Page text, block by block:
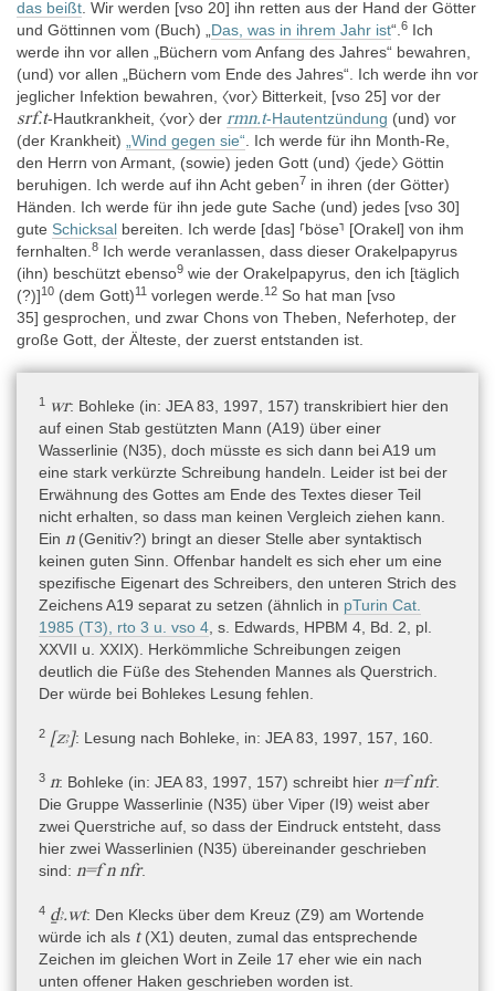
and Polytechnic Trust gestiftet (Bohleke, in: JEA 83, 1997, 156).
Lucy Olcott Perkins war von den Mäzenen des zukünftigen
Museums beauftragt worden, ägyptische Antiken für die
Sammlung zusammenzutragen. Sie selbst hatte keinerlei
Expertise im Hinblick auf altägyptische Kunst, doch war sie vom
Sekretär des Metropolitan Museum of Art, Henry W. Kent,
empfohlen worden. In Ägypten wurde sie von Albert M. Lythgoe,
dem Konservator des Metropolitan Museums beraten. Sie kaufte
auf dieser Reise etwa 500 Objekte, die seit der Eröffnung des
Museums im Jahre 1916 den Grundstock der ägyptischen
Sammlung bilden (Berman, in: BSFE 134, 1995, 14–15).
Herkunft
Niltal südlich von Assiut bis zum 1. Katarakt » Theben
(1960, xiii) geht bei den Oracular Amuletic Decrees generell von
einer Herkunft aus Theben aus, die er vor allem an den in den
Texten genannten Göttern festmacht. Dies gilt auch für diesen
Text, da es sich bei dem orakelgebenden Gott um Chons in
Theben Neferhotep handelt.
Die Tatsache, dass der Papyrus in Luxor angekaufte worden ist
(s.o. Erwerbungsgeschichte), deutet ebenfalls auf eine Herkunft
aus dem thebanischen Raum.
Datierung
von:
(Epochen und Dynastien) » Pharaonische Zeit » Dritte
Zwischenzeit » 21. Dynastie
bis:
Zwischenzeit » 22.–23. Dynastie
Edwards (HPBM 4, Bd. 1, xiii–xiv) geht von einer Datierung des
gesamten Korpus der Amulettpapyri mit Orakeldekreten in die
einen Hinweis auf die Datierung, denn er ist für einen Prinzen und
zukünftigen General in der Armee eines Königs Osorkon
geschrieben, bei dem es sich nach Edwards (HPBM 4, Bd. 1, xiv)
und Ritner (The Libyan Anarchy, 74) vermutlich um Osorkon I.
das beißt . Wir werden [vso 20] ihn retten aus der Hand der Götter
und Göttinnen vom (Buch) „ Das, was in ihrem Jahr ist“. 6 Ich
werde ihn vor allen „Büchern vom Anfang des Jahres“ bewahren,
(und) vor allen „Büchern vom Ende des Jahres“. Ich werde ihn vor
jeglicher Infektion bewahren, 〈vor〉 Bitterkeit, [vso 25] vor der
srf.t-Hautkrankheit, 〈vor〉 der rmn.t-Hautentzündung (und) vor
(der Krankheit)
„Wind gegen sie“ . Ich werde für ihn Month-Re,
den Herrn von Armant, (sowie) jeden Gott (und) 〈jede〉 Göttin
beruhigen. Ich werde auf ihn Acht geben7 in ihren (der Götter)
Händen. Ich werde für ihn jede gute Sache (und) jedes [vso 30]
gute Schicksal bereiten. Ich werde [das] ⸢böse⸣ [Orakel] von ihm
fernhalten. 8 Ich werde veranlassen, dass dieser Orakelpapyrus
(ihn) beschützt ebenso9 wie der Orakelpapyrus, den ich [täglich
(?)]10 (dem Gott)11 vorlegen werde. 12 So hat man [vso
35] gesprochen, und zwar Chons von Theben, Neferhotep, der
große Gott, der Älteste, der zuerst entstanden ist.
1 wr: Bohleke (in: JEA 83, 1997, 157) transkribiert hier den
auf einen Stab gestützten Mann (A19) über einer
Wasserlinie (N35), doch müsste es sich dann bei A19 um
eine stark verkürzte Schreibung handeln. Leider ist bei der
Erwähnung des Gottes am Ende des Textes dieser Teil
nicht erhalten, so dass man keinen Vergleich ziehen kann.
Ein n(Genitiv?) bringt an dieser Stelle aber syntaktisch
keinen guten Sinn. Offenbar handelt es sich eher um eine
spezifische Eigenart des Schreibers, den unteren Strich des
Zeichens A19 separat zu setzen (ähnlich in pTurin Cat.
1985 (T3), rto 3 u. vso 4 , s. Edwards, HPBM 4, Bd. 2, pl.
XXVII u. XXIX). Herkömmliche Schreibungen zeigen
deutlich die Füße des Stehenden Mannes als Querstrich.
Der würde bei Bohlekes Lesung fehlen.
2 [zꜣ]: Lesung nach Bohleke, in: JEA 83, 1997, 157, 160.
3 n: Bohleke (in: JEA 83, 1997, 157) schreibt hier n=f nfr.
Die Gruppe Wasserlinie (N35) über Viper (I9) weist aber
zwei Querstriche auf, so dass der Eindruck entsteht, dass
hier zwei Wasserlinien (N35) übereinander geschrieben
sind: n=f n nfr.
4 ḏꜣ.wt: Den Klecks über dem Kreuz (Z9) am Wortende
würde ich als t(X1) deuten, zumal das entsprechende
Zeichen im gleichen Wort in Zeile 17 eher wie ein nach
unten offener Haken geschrieben worden ist.